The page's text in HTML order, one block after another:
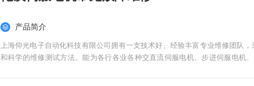
产品简介
上海仰光电子自动化科技有限公司拥有一支技术好、经验丰富专业维修团队，
和科学的维修测试方法。能为各行各业各种交直流伺服电机、步进伺服电机、
流、直流、同步、异步、变（高、中、工）频电动机、发电机等提供维修、